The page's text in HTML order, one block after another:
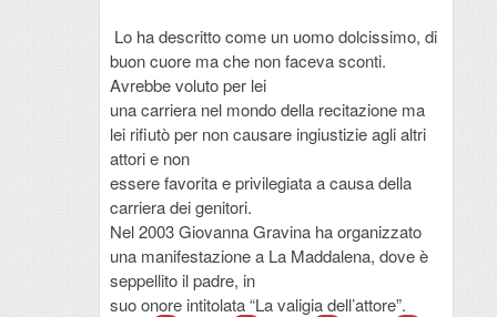
Lo ha descritto come un uomo dolcissimo, di
buon cuore ma che non faceva sconti.
Avrebbe voluto per lei
una carriera nel mondo della recitazione ma
lei rifiutò per non causare ingiustizie agli altri
attori e non
essere favorita e privilegiata a causa della
carriera dei genitori.
Nel 2003 Giovanna Gravina ha organizzato
una manifestazione a La Maddalena, dove è
seppellito il padre, in
suo onore intitolata “La valigia dell’attore”.